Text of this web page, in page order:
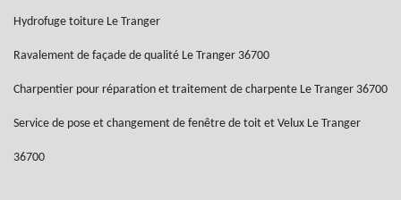
Hydrofuge toiture Le Tranger
Ravalement de façade de qualité Le Tranger 36700
Charpentier pour réparation et traitement de charpente Le Tranger 36700
Service de pose et changement de fenêtre de toit et Velux Le Tranger
36700